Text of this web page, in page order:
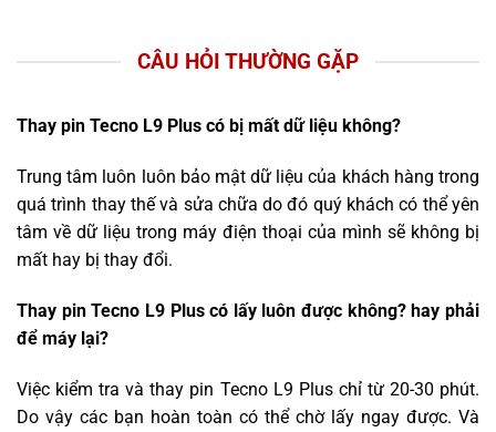
CÂU HỎI THƯỜNG GẶP
Thay pin Tecno L9 Plus có bị mất dữ liệu không?
Trung tâm luôn luôn bảo mật dữ liệu của khách hàng trong
quá trình thay thế và sửa chữa do đó quý khách có thể yên
tâm về dữ liệu trong máy điện thoại của mình sẽ không bị
mất hay bị thay đổi.
Thay pin Tecno L9 Plus có lấy luôn được không? hay phải
để máy lại?
Việc kiểm tra và thay pin Tecno L9 Plus chỉ từ 20-30 phút.
Do vậy các bạn hoàn toàn có thể chờ lấy ngay được. Và